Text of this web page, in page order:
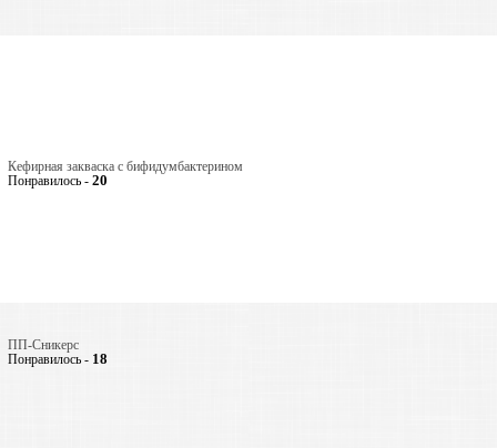
Кефирная закваска с бифидумбактерином
Понравилось - 20
ПП-Сникерс
Понравилось - 18